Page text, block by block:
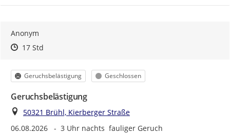
Anonym
Zeitpunkt des Erstellens
Zeitpunkt des Erstellens
17 StdZur Äußerung
Kategorie
Geruchsbelästigung Status
Geschlossen
Geruchsbelästigung
Ort
50321 Brühl, Kierberger Straße
06.08.2026   -  3 Uhr nachts  fauliger Geruch